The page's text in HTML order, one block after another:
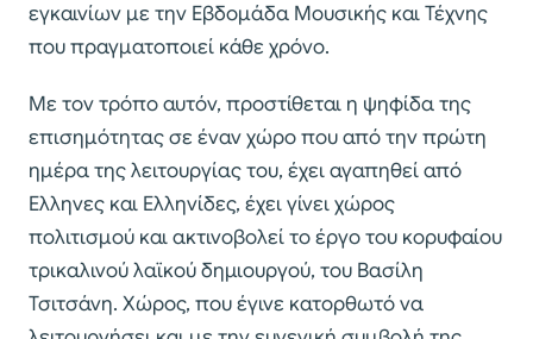
εγκαινίων με την Εβδομάδα Μουσικής και Τέχνης
που πραγματοποιεί κάθε χρόνο.
Με τον τρόπο αυτόν, προστίθεται η ψηφίδα της
επισημότητας σε έναν χώρο που από την πρώτη
ημέρα της λειτουργίας του, έχει αγαπηθεί από
Ελληνες και Ελληνίδες, έχει γίνει χώρος
πολιτισμού και ακτινοβολεί το έργο του κορυφαίου
τρικαλινού λαϊκού δημιουργού, του Βασίλη
Τσιτσάνη. Χώρος, που έγινε κατορθωτό να